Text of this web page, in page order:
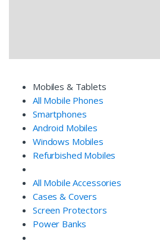
Mobiles & Tablets
All Mobile Phones
Smartphones
Android Mobiles
Windows Mobiles
Refurbished Mobiles
All Mobile Accessories
Cases & Covers
Screen Protectors
Power Banks